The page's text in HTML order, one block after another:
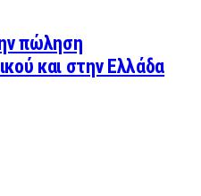
πώληση
και στην Ελλάδα